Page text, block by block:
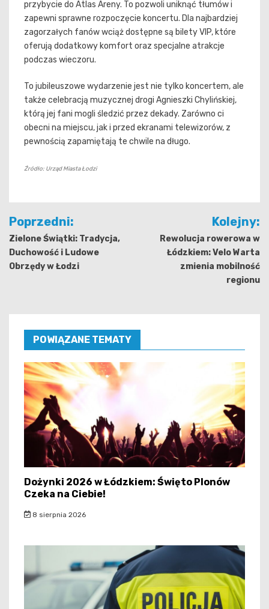
przybycie do Atlas Areny. To pozwoli uniknąć tłumów i
zapewni sprawne rozpoczęcie koncertu. Dla najbardziej
zagorzałych fanów wciąż dostępne są bilety VIP, które
oferują dodatkowy komfort oraz specjalne atrakcje
podczas wieczoru.
To jubileuszowe wydarzenie jest nie tylko koncertem, ale
także celebracją muzycznej drogi Agnieszki Chylińskiej,
którą jej fani mogli śledzić przez dekady. Zarówno ci
obecni na miejscu, jak i przed ekranami telewizorów, z
pewnością zapamiętają te chwile na długo.
Źródło: Urząd Miasta Łodzi
Nawigacja
wpisu
Poprzedni:
Zielone Świątki: Tradycja,
Duchowość i Ludowe
Obrzędy w Łodzi
Kolejny:
Rewolucja rowerowa w
Łódzkiem: Velo Warta
zmienia mobilność
regionu
POWIĄZANE TEMATY
Dożynki 2026 w Łódzkiem: Święto Plonów
Czeka na Ciebie!
8 sierpnia 2026